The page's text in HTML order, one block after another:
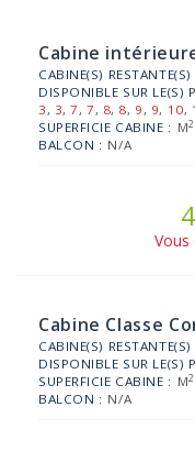
Cabine
CABINE(S) RESTANTE(S)
DISPONIBLE SUR LE(S)
3, 3,7,7, 8, 8, 9, 9, 10,
SUPERFICIE CABINE : M2
BALCON : N/A
Vous
Cabine Classe
CABINE(S) RESTANTE(S)
DISPONIBLE SUR LE(S)
SUPERFICIE CABINE : M2
BALCON : N/A